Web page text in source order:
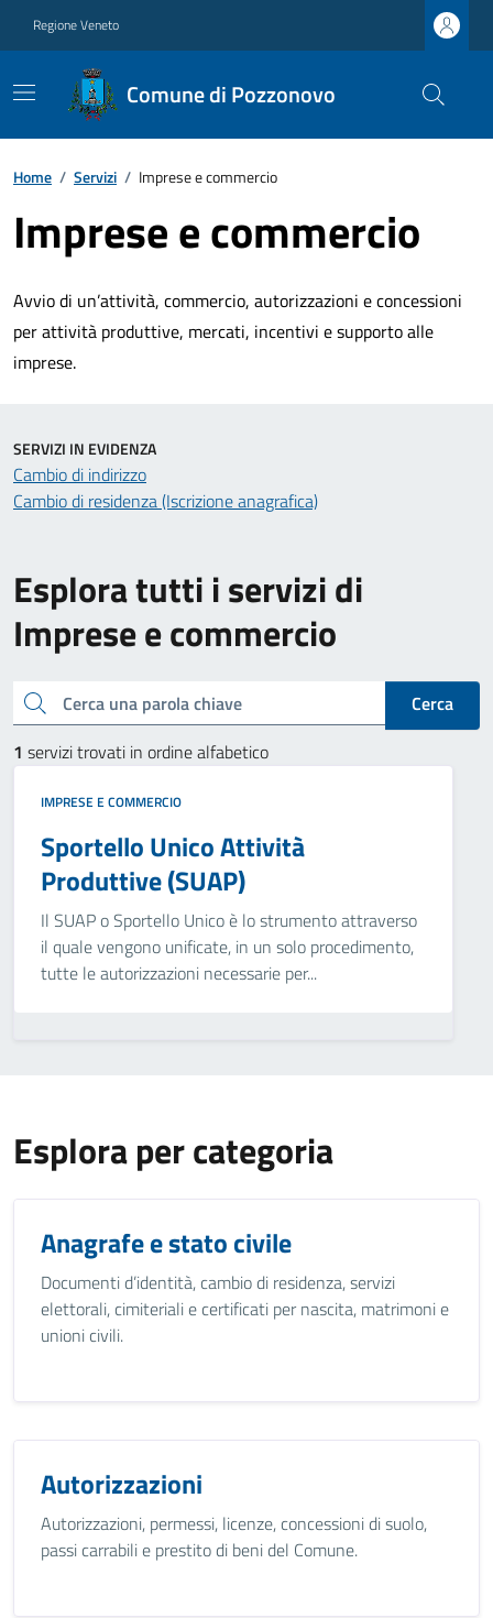
Regione Veneto
Comune di Pozzonovo
Home / Servizi / Imprese e commercio
Imprese e commercio
Avvio di un’attività, commercio, autorizzazioni e concessioni
per attività produttive, mercati, incentivi e supporto alle
imprese.
Esplora tutti i servizi di
Imprese e commercio
Cerca una parola chiave
Cerca
1 servizi trovati in ordine alfabetico
IMPRESE E COMMERCIO
Sportello Unico Attività
Produttive (SUAP)
Il SUAP o Sportello Unico è lo strumento attraverso
il quale vengono unificate, in un solo procedimento,
tutte le autorizzazioni necessarie per...
SERVIZI IN EVIDENZA
Cambio di indirizzo
Cambio di residenza (Iscrizione anagrafica)
Esplora per categoria
Anagrafe e stato civile
Documenti d’identità, cambio di residenza, servizi
elettorali, cimiteriali e certificati per nascita, matrimoni e
unioni civili.
Autorizzazioni
Autorizzazioni, permessi, licenze, concessioni di suolo,
passi carrabili e prestito di beni del Comune.